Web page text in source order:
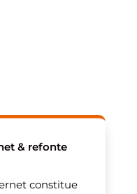
& refonte
constitue